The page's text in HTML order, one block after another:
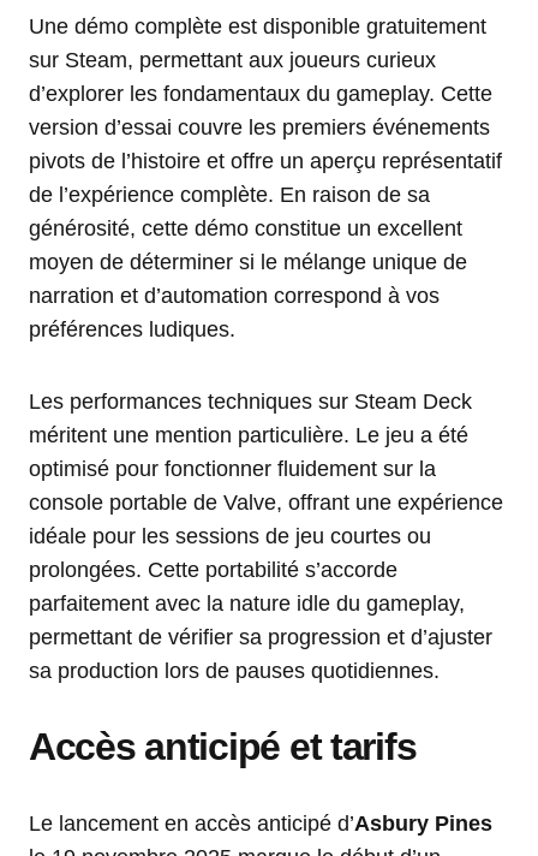
Une démo complète est disponible gratuitement
sur Steam, permettant aux joueurs curieux
d’explorer les fondamentaux du gameplay. Cette
version d’essai couvre les premiers événements
pivots de l’histoire et offre un aperçu représentatif
de l’expérience complète. En raison de sa
générosité, cette démo constitue un excellent
moyen de déterminer si le mélange unique de
narration et d’automation correspond à vos
préférences ludiques.
Les performances techniques sur Steam Deck
méritent une mention particulière. Le jeu a été
optimisé pour fonctionner fluidement sur la
console portable de Valve, offrant une expérience
idéale pour les sessions de jeu courtes ou
prolongées. Cette portabilité s’accorde
parfaitement avec la nature idle du gameplay,
permettant de vérifier sa progression et d’ajuster
sa production lors de pauses quotidiennes.
Accès anticipé et tarifs
Le lancement en accès anticipé d’Asbury Pines